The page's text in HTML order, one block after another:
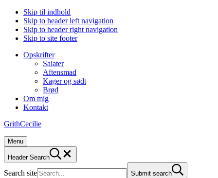
Skip til indhold
Skip to header left navigation
Skip to header right navigation
Skip to site footer
Opskrifter
Salater
Aftensmad
Kager og sødt
Brød
Om mig
Kontakt
GrithCecilie
Menu
Header Search
Search site Submit search